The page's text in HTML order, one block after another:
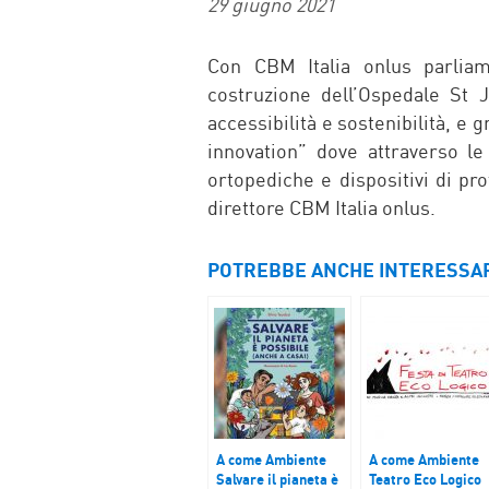
Con CBM Italia onlus
costruzione dell’Ospedale
accessibilità e sostenibilità, e
innovation” dove attraverso
ortopediche e dispositivi di
direttore CBM Italia onlus.
POTREBBE ANCHE
A come Ambiente
Salvare il pianeta è
A come Ambiente
Teatro Eco Logico